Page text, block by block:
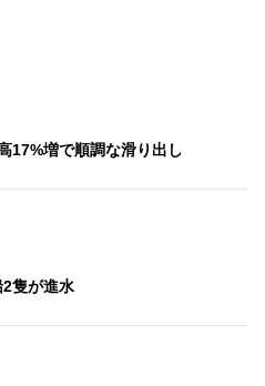
17%増で順調な滑り出し
隻が進水